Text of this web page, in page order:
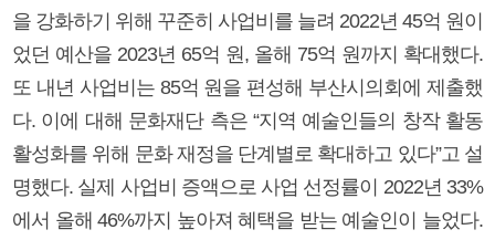
을 강화하기 위해 꾸준히 사업비를 늘려 2022년 45억 원이
었던 예산을 2023년 65억 원, 올해 75억 원까지 확대했다.
또 내년 사업비는 85억 원을 편성해 부산시의회에 제출했
다. 이에 대해 문화재단 측은 “지역 예술인들의 창작 활동
활성화를 위해 문화 재정을 단계별로 확대하고 있다”고 설
명했다. 실제 사업비 증액으로 사업 선정률이 2022년 33%
에서 올해 46%까지 높아져 혜택을 받는 예술인이 늘었다.